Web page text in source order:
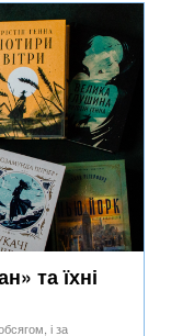
та їхні
і за